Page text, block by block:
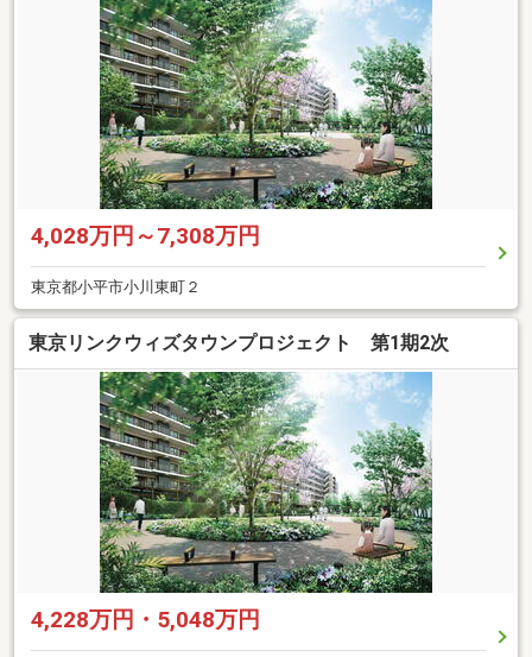
4,028万円～7,308万円
東京都小平市小川東町２
東京リンクウィズタウンプロジェクト 第1期2次
4,228万円・5,048万円